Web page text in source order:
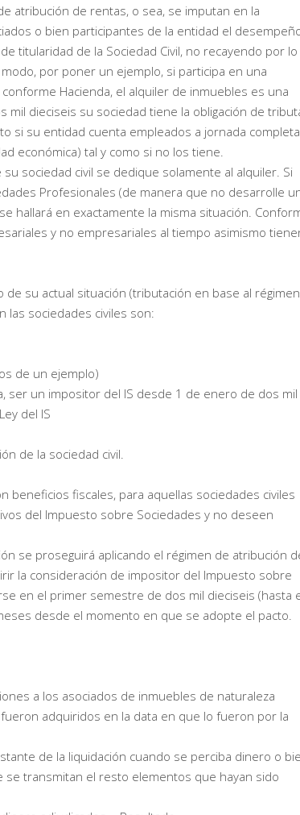
atribución de rentas, o sea, se imputan en la
o bien participantes de la entidad el
titularidad de la Sociedad Civil, no recayendo por lo
por poner un ejemplo, si participa en una
Hacienda, el alquiler de inmuebles es una
mil dieciseis su sociedad tiene la obligación de
si su entidad cuenta empleados a jornada completa
económica) tal y como si no los tiene.
sociedad civil se dedique solamente al alquiler. Si
Profesionales (de manera que no desarrolle
hallará en exactamente la misma situación.
y no empresariales al tiempo asimismo
su actual situación (tributación en base al régimen
las sociedades civiles son:
de un ejemplo)
ser un impositor del IS desde 1 de enero de dos mil
del IS
de la sociedad civil.
beneficios fiscales, para aquellas sociedades civiles
del Impuesto sobre Sociedades y no deseen
se proseguirá aplicando el régimen de atribución
la consideración de impositor del Impuesto sobre
en el primer semestre de dos mil dieciseis (hasta
desde el momento en que se adopte el pacto.
a los asociados de inmuebles de naturaleza
adquiridos en la data en que lo fueron por la
de la liquidación cuando se perciba dinero o
transmitan el resto elementos que hayan sido